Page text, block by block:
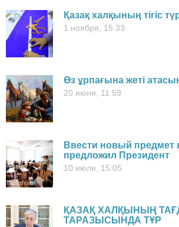
Қазақ халқының тігіс
1 ноября, 15:33
Өз ұрпағына жеті
20 июня, 11:59
Ввести новый предмет
предложил Президент
10 июля, 15:05
ҚАЗАҚ ХАЛҚЫНЫҢ
ТАРАЗЫСЫНДА ТҰР